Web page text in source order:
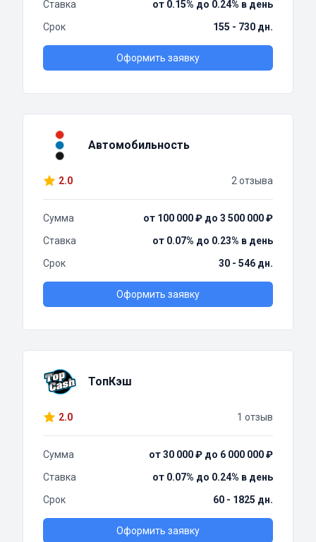
Ставка
от 0.15% до 0.24% в день
Срок
155 - 730 дн.
Оформить заявку
Автомобильность
2.0 2 отзыва
Сумма
от 100 000 ₽ до 3 500 000 ₽
Ставка
от 0.07% до 0.23% в день
Срок
30 - 546 дн.
Оформить заявку
ТопКэш
2.0 1 отзыв
Сумма
от 30 000 ₽ до 6 000 000 ₽
Ставка
от 0.07% до 0.24% в день
Срок
60 - 1825 дн.
Оформить заявку